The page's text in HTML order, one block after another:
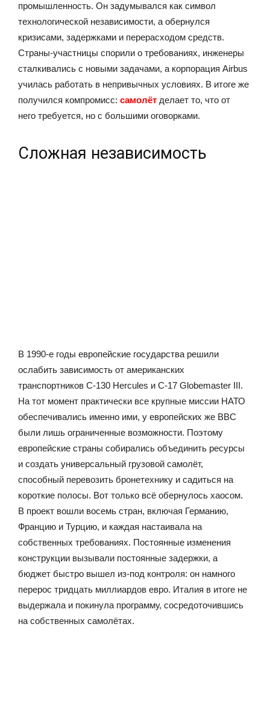
промышленность. Он задумывался как символ
технологической независимости, а обернулся
кризисами, задержками и перерасходом средств.
Страны-участницы спорили о требованиях, инженеры
сталкивались с новыми задачами, а корпорация Airbus
училась работать в непривычных условиях. В итоге же
получился компромисс: самолёт делает то, что от
него требуется, но с большими оговорками.
Сложная независимость
В 1990-е годы европейские государства решили
ослабить зависимость от американских
транспортников C-130 Hercules и C-17 Globemaster III.
На тот момент практически все крупные миссии НАТО
обеспечивались именно ими, у европейских же ВВС
были лишь ограниченные возможности. Поэтому
европейские страны собирались объединить ресурсы
и создать универсальный грузовой самолёт,
способный перевозить бронетехнику и садиться на
короткие полосы. Вот только всё обернулось хаосом.
В проект вошли восемь стран, включая Германию,
Францию и Турцию, и каждая настаивала на
собственных требованиях. Постоянные изменения
конструкции вызывали постоянные задержки, а
бюджет быстро вышел из-под контроля: он намного
перерос тридцать миллиардов евро. Италия в итоге не
выдержала и покинула программу, сосредоточившись
на собственных самолётах.